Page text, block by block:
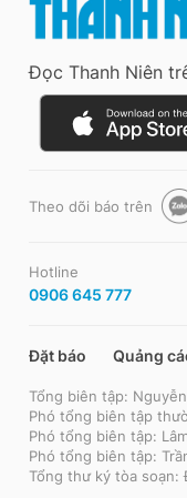
Đọc Thanh Niên
Theo dõi báo trên
Hotline
0906 645 777
Đặt báo Quảng
Tổng biên tập:
Phó tổng biên tập
Phó tổng biên tập:
Phó tổng biên tập:
Tổng thư ký tòa soạn: